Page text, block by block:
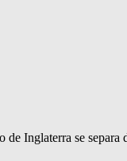
Inglaterra se